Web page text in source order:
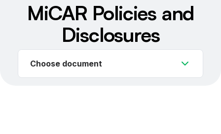
MiCAR Policies and
Disclosures
Choose document